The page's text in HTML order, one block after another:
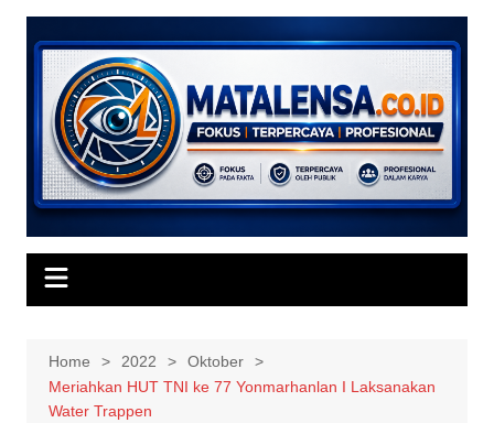
Skip
content
Home 2022
Oktober
Meriahkan HUT TNI ke 77 Yonmarhanlan I Laksanakan
Water Trappen